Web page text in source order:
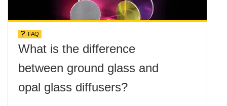
FAQ
What is the difference
between ground glass and
opal glass diffusers?